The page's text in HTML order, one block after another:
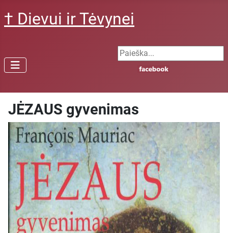
† Dievui ir Tėvynei
Search ...
JĖZAUS gyvenimas